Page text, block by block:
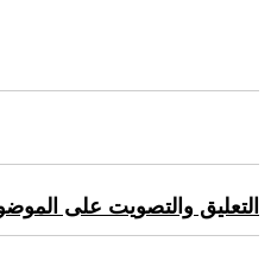
التعليق والتصويت على